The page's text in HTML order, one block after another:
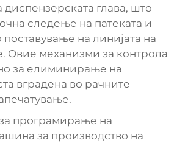
диспензерската глава, што
следење на патеката и
поставување на линијата на
Овие механизми за контрола
за елиминирање на
вградена во рачните
програмирање на
за производство на